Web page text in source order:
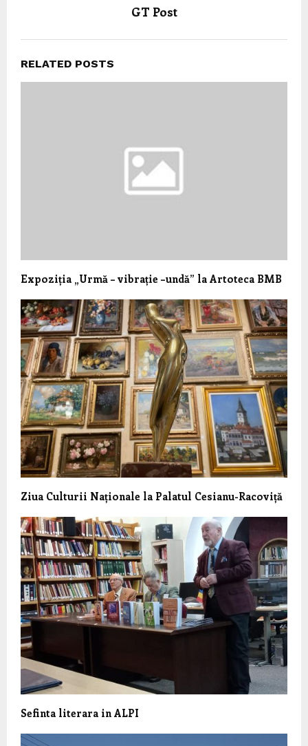
GT Post
RELATED POSTS
Expoziția „Urmă – vibrație –undă” la Artoteca BMB
Ziua Culturii Naționale la Palatul Cesianu-Racoviță
Sefinta literara in ALPI